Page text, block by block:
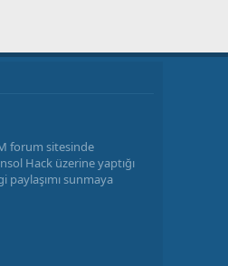
forum sitesinde
Hack üzerine yaptığı
paylaşımı sunmaya